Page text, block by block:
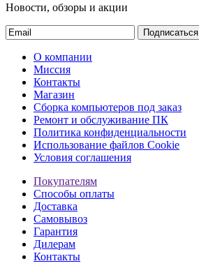
Новости, обзоры и акции
Подписаться
О компании
Миссия
Контакты
Магазин
Сборка компьютеров под заказ
Ремонт и обслуживание ПК
Политика конфиденциальности
Использование файлов Cookie
Условия соглашения
Покупателям
Способы оплаты
Доставка
Самовывоз
Гарантия
Дилерам
Контакты